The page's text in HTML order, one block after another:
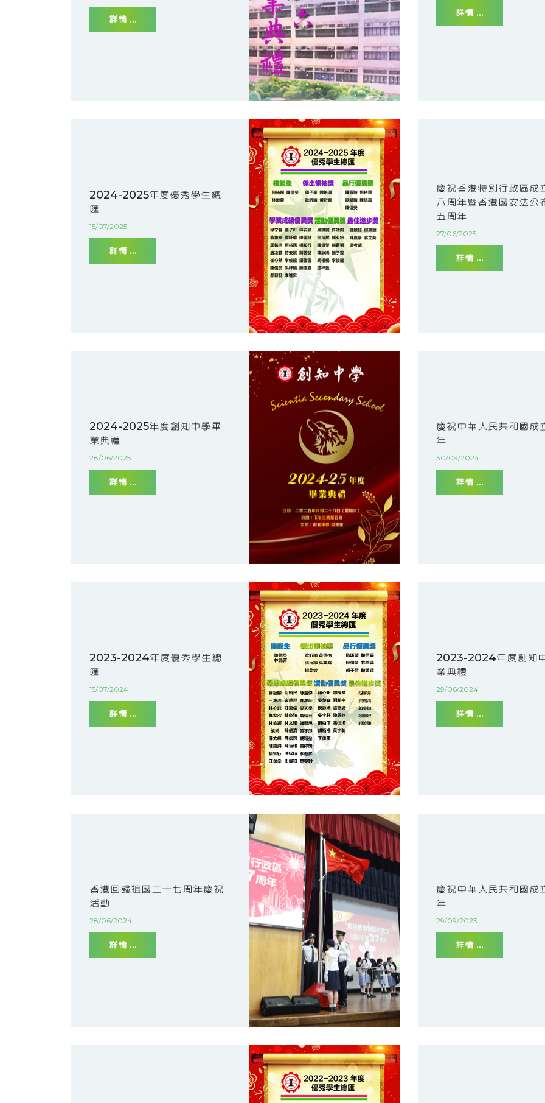
詳情 ...
詳情 ...
2024-2025年度優秀學生總
匯
15/07/2025
詳情 ...
慶祝香港特別行政區成
八周年暨香港國安法公
五周年
27/06/2025
詳情 ...
2024-2025年度創知中學畢
業典禮
28/06/2025
詳情 ...
慶祝中華人民共和國成
年
30/09/2024
詳情 ...
2023-2024年度優秀學生總
匯
15/07/2024
詳情 ...
2023-2024年度創知
業典禮
29/06/2024
詳情 ...
香港回歸祖國二十七周年慶祝
活動
28/06/2024
詳情 ...
慶祝中華人民共和國成
年
29/09/2023
詳情 ...